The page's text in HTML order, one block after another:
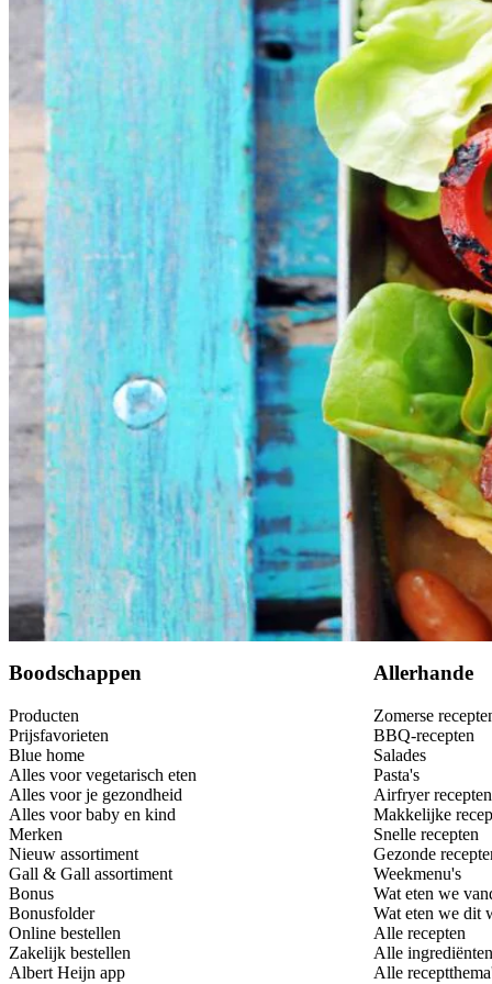
230 tacosaus mild
tacoschelpen
100 gbotersla
Boodschappen
Producten
Prijsfavorieten
Blue home
Alles voor vegetarisch eten
Alles voor je gezondheid
Alles voor baby en kind
Merken
Nieuw assortiment
Gall & Gall assortiment
Bonus
Bonusfolder
Online bestellen
Zakelijk bestellen
Albert Heijn app
Allerhande
Zomerse
BBQ-recepten
Salades
Pasta's
Airfryer recepten
Makkelijke
Snelle recepten
Gezonde
Weekmenu's
Wat eten we
Wat eten we dit
Alle recepten
Alle ingrediënten
Alle